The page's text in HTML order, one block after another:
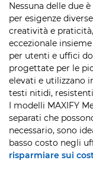
Nessuna delle due
per esigenze
creatività e
eccezionale
per utenti e uffici
progettate per le
elevati e utilizzano
testi nitidi,
I modelli MAXIFY
separati che
necessario, sono
basso costo negli
risparmiare sui